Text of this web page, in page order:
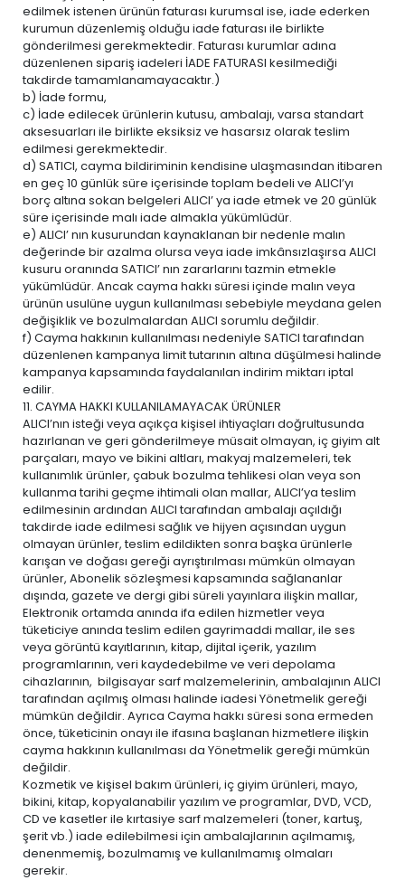
edilmek istenen ürünün faturası kurumsal ise, iade ederken
kurumun düzenlemiş olduğu iade faturası ile birlikte
gönderilmesi gerekmektedir. Faturası kurumlar adına
düzenlenen sipariş iadeleri İADE FATURASI kesilmediği
takdirde tamamlanamayacaktır.)
b) İade formu,
c) İade edilecek ürünlerin kutusu, ambalajı, varsa standart
aksesuarları ile birlikte eksiksiz ve hasarsız olarak teslim
edilmesi gerekmektedir.
d) SATICI, cayma bildiriminin kendisine ulaşmasından itibaren
en geç 10 günlük süre içerisinde toplam bedeli ve ALICI’yı
borç altına sokan belgeleri ALICI’ ya iade etmek ve 20 günlük
süre içerisinde malı iade almakla yükümlüdür.
e) ALICI’ nın kusurundan kaynaklanan bir nedenle malın
değerinde bir azalma olursa veya iade imkânsızlaşırsa ALICI
kusuru oranında SATICI’ nın zararlarını tazmin etmekle
yükümlüdür. Ancak cayma hakkı süresi içinde malın veya
ürünün usulüne uygun kullanılması sebebiyle meydana gelen
değişiklik ve bozulmalardan ALICI sorumlu değildir.
f) Cayma hakkının kullanılması nedeniyle SATICI tarafından
düzenlenen kampanya limit tutarının altına düşülmesi halinde
kampanya kapsamında faydalanılan indirim miktarı iptal
edilir.
11. CAYMA HAKKI KULLANILAMAYACAK ÜRÜNLER
ALICI’nın isteği veya açıkça kişisel ihtiyaçları doğrultusunda
hazırlanan ve geri gönderilmeye müsait olmayan, iç giyim alt
parçaları, mayo ve bikini altları, makyaj malzemeleri, tek
kullanımlık ürünler, çabuk bozulma tehlikesi olan veya son
kullanma tarihi geçme ihtimali olan mallar, ALICI’ya teslim
edilmesinin ardından ALICI tarafından ambalajı açıldığı
takdirde iade edilmesi sağlık ve hijyen açısından uygun
olmayan ürünler, teslim edildikten sonra başka ürünlerle
karışan ve doğası gereği ayrıştırılması mümkün olmayan
ürünler, Abonelik sözleşmesi kapsamında sağlananlar
dışında, gazete ve dergi gibi süreli yayınlara ilişkin mallar,
Elektronik ortamda anında ifa edilen hizmetler veya
tüketiciye anında teslim edilen gayrimaddi mallar, ile ses
veya görüntü kayıtlarının, kitap, dijital içerik, yazılım
programlarının, veri kaydedebilme ve veri depolama
cihazlarının, bilgisayar sarf malzemelerinin, ambalajının ALICI
tarafından açılmış olması halinde iadesi Yönetmelik gereği
mümkün değildir. Ayrıca Cayma hakkı süresi sona ermeden
önce, tüketicinin onayı ile ifasına başlanan hizmetlere ilişkin
cayma hakkının kullanılması da Yönetmelik gereği mümkün
değildir.
Kozmetik ve kişisel bakım ürünleri, iç giyim ürünleri, mayo,
bikini, kitap, kopyalanabilir yazılım ve programlar, DVD, VCD,
CD ve kasetler ile kırtasiye sarf malzemeleri (toner, kartuş,
şerit vb.) iade edilebilmesi için ambalajlarının açılmamış,
denenmemiş, bozulmamış ve kullanılmamış olmaları
gerekir.